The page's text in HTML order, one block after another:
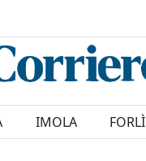
IMOLA FORLÌ